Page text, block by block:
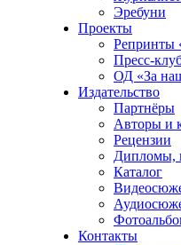
Эребуни
Проекты
Репринты
Пресс-
ОД «За
Издательство
Партнёры
Авторы и
Рецензии
Дипломы,
Каталог
Контакты